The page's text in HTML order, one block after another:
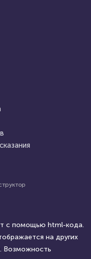
с помощью html-кода.
на других
Возможность